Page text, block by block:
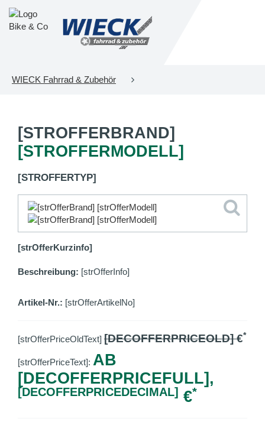
WIECK Fahrrad & Zubehör
[STROFFERBRAND]
[STROFFERMODELL]
[STROFFERTYP]
[strOfferKurzinfo]
Beschreibung: [strOfferInfo]
Artikel-Nr.: [strOfferArtikelNo]
[strOfferPriceOldText] [DECOFFERPRICEOLD]€*
[strOfferPriceText]: AB
[DECOFFERPRICEFULL],
[DECOFFERPRICEDECIMAL] €*